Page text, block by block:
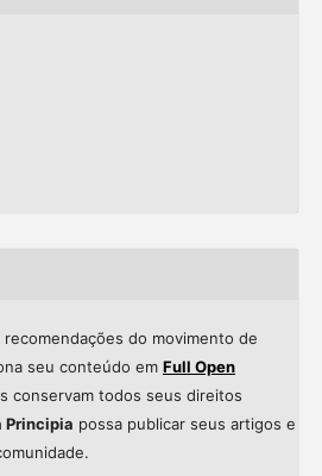
do movimento de
seu conteúdo em Full Open
conservam todos seus direitos
Principia possa publicar seus artigos e